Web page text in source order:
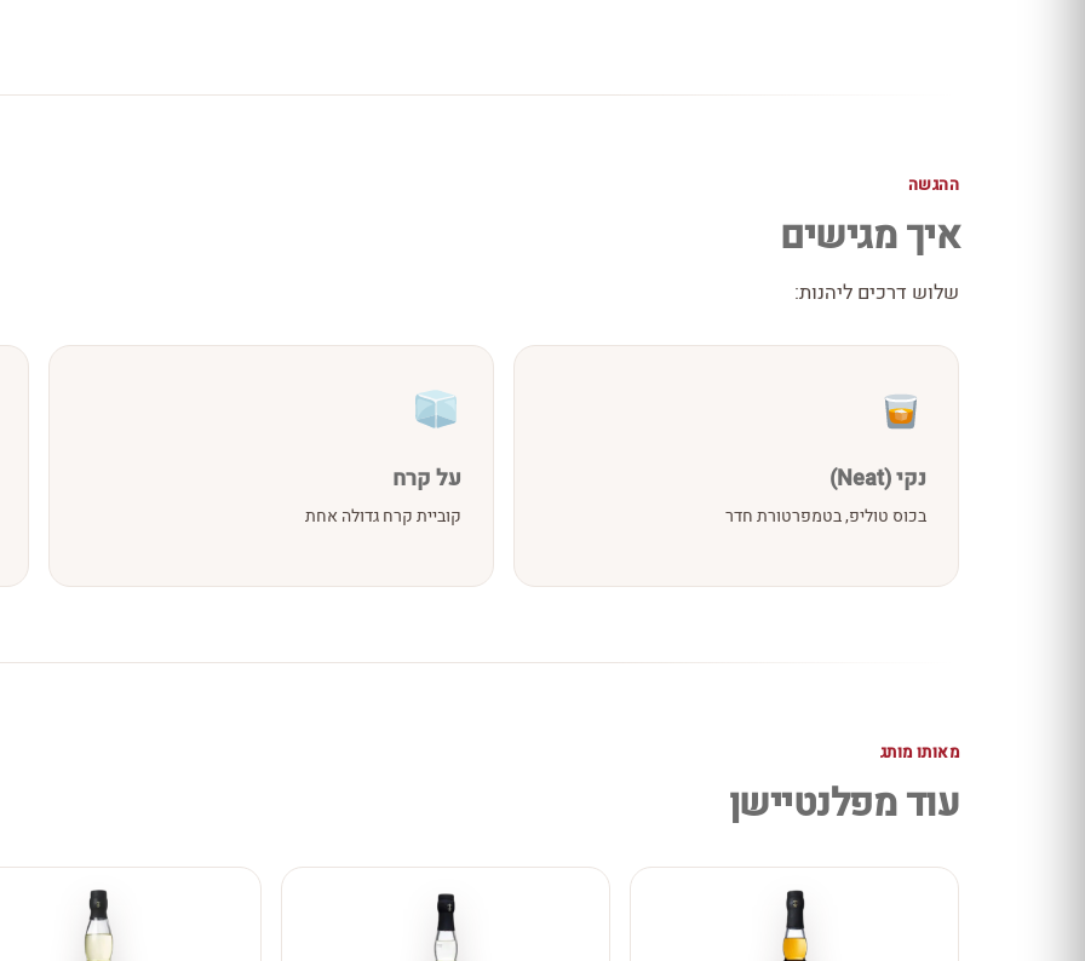
ההגשה
איך מגישים
שלוש דרכים ליהנות:
נקי (Neat)
בכוס טוליפ, בטמפרטורת חדר
על קרח
קוביית קרח גדולה אחת
מאותו מותג
עוד מפלנטיישן